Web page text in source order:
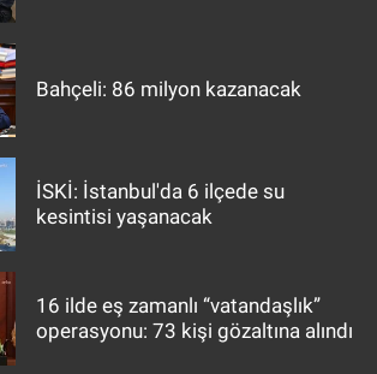
Bahçeli: 86 milyon kazanacak
İSKİ: İstanbul'da 6 ilçede su
kesintisi yaşanacak
16 ilde eş zamanlı “vatandaşlık”
operasyonu: 73 kişi gözaltına alındı